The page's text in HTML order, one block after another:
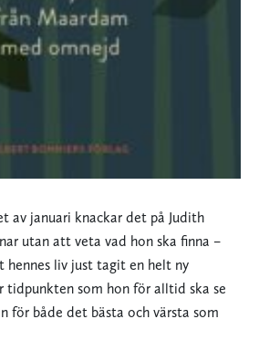
av januari knackar det på Judith
utan att veta vad hon ska finna –
liv just tagit en helt ny
som hon för alltid ska se
för både det bästa och värsta som